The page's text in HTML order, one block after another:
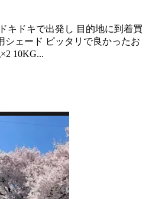
キドキで出発し 目的地に到着買
シェード ピッタリで良かったお
10KG...